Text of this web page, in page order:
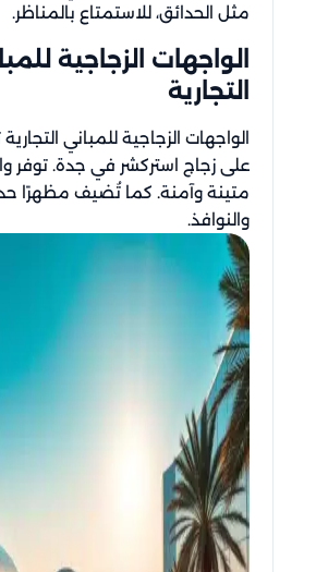
مثل الحدائق، للاستمتاع بالمناظر.
الواجهات الزجاجية
التجارية
الواجهات الزجاجية للمباني
على زجاج استركشر في جدة. توفر
متينة وآمنة. كما تُضيف مظهرًا
والنوافذ.